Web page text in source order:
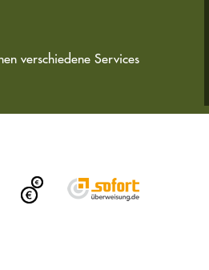
verschiedene Services